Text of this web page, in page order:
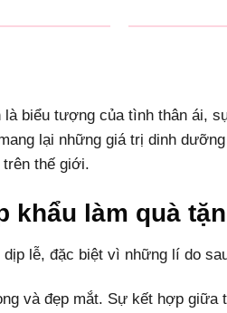
biểu tượng của tình thân ái,
lại những giá trị dinh
thế giới.
khẩu làm quà
lễ, đặc biệt vì những lí do
và đẹp mắt. Sự kết hợp giữa